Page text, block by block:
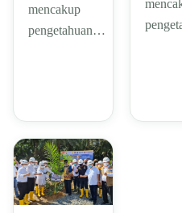
mencakup
pengetahuan…